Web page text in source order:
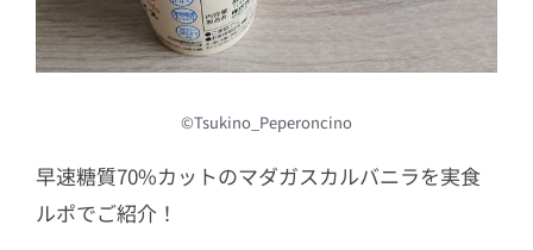
©Tsukino_Peperoncino
早速糖質70%カットのマダガスカルバニラを実食
ルポでご紹介！